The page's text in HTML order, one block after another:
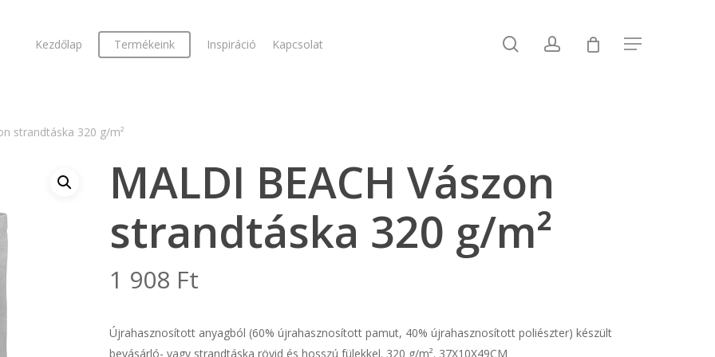
Kezdőlap Termékeink Inspiráció Kapcsolat searchaccount Menu
strandtáska 320 g/m²
MALDI BEACH Vászon
strandtáska 320 g/m²
1 908 Ft
Újrahasznosított anyagból (60% újrahasznosított pamut, 40% újrahasznosított poliészter) készült
bevásárló- vagy strandtáska rövid és hosszú fülekkel. 320 g/m². 37X10X49CM